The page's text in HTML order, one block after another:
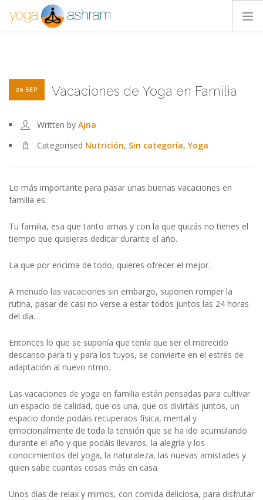
BLOG
29 SEP Vacaciones de Yoga en Familia
Written by Ajna
Categorised Nutrición, Sin categoría,Yoga
Lo más importante para pasar unas buenas vacaciones en
familia es:
Tu familia, esa que tanto amas y con la que quizás no tienes el
tiempo que quisieras dedicar durante el año.
La que por encima de todo, quieres ofrecer el mejor.
A menudo las vacaciones sin embargo, suponen romper la
rutina, pasar de casi no verse a estar todos juntos las 24 horas
del día.
Entonces lo que se suponía que tenía que ser el merecido
descanso para ti y para los tuyos, se convierte en el estrés de
adaptación al nuevo ritmo.
Las vacaciones de yoga en familia están pensadas para cultivar
un espacio de calidad, que os una, que os divirtáis juntos, un
espacio donde podáis recuperaos física, mental y
emocionalmente de toda la tensión que se ha ido acumulando
durante el año y que podáis llevaros, la alegría y los
conocimientos del yoga, la naturaleza, las nuevas amistades y
quien sabe cuantas cosas más en casa.
Unos días de relax y mimos, con comida deliciosa, para disfrutar